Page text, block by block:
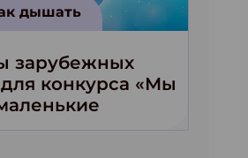
дышать
зарубежных
конкурса «Мы